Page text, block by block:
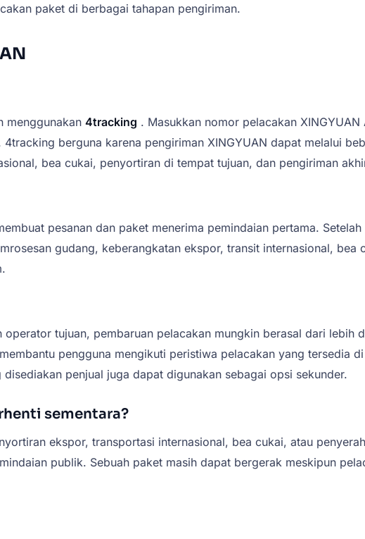
paket di berbagai tahapan pengiriman.
menggunakan 4tracking . Masukkan nomor pelacakan
berguna karena pengiriman XINGYUAN dapat melalui
bea cukai, penyortiran di tempat tujuan, dan pengiriman
pesanan dan paket menerima pemindaian pertama.
gudang, keberangkatan ekspor, transit internasional, bea
tujuan, pembaruan pelacakan mungkin berasal dari lebih
pengguna mengikuti peristiwa pelacakan yang tersedia
penjual juga dapat digunakan sebagai opsi sekunder.
sementara?
ekspor, transportasi internasional, bea cukai, atau
publik. Sebuah paket masih dapat bergerak meskipun